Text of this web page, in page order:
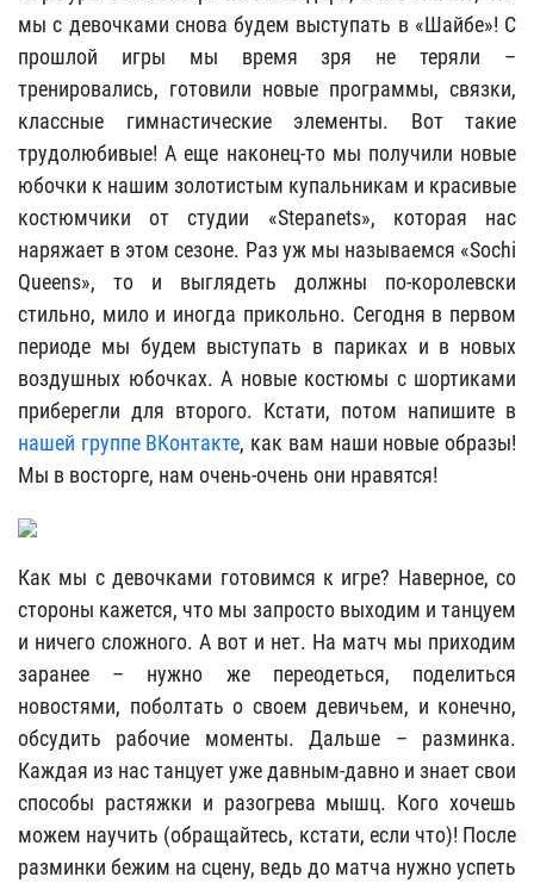
мы с девочками снова будем выступать в «Шайбе»! С
прошлой игры мы время зря не теряли –
тренировались, готовили новые программы, связки,
классные гимнастические элементы. Вот такие
трудолюбивые! А еще наконец-то мы получили новые
юбочки к нашим золотистым купальникам и красивые
костюмчики от студии «Stepanets», которая нас
наряжает в этом сезоне. Раз уж мы называемся «Sochi
Queens», то и выглядеть должны по-королевски
стильно, мило и иногда прикольно. Сегодня в первом
периоде мы будем выступать в париках и в новых
воздушных юбочках. А новые костюмы с шортиками
приберегли для второго. Кстати, потом напишите в
нашей группе ВКонтакте, как вам наши новые образы!
Мы в восторге, нам очень-очень они нравятся!
Как мы с девочками готовимся к игре? Наверное, со
стороны кажется, что мы запросто выходим и танцуем
и ничего сложного. А вот и нет. На матч мы приходим
заранее – нужно же переодеться, поделиться
новостями, поболтать о своем девичьем, и конечно,
обсудить рабочие моменты. Дальше – разминка.
Каждая из нас танцует уже давным-давно и знает свои
способы растяжки и разогрева мышц. Кого хочешь
можем научить (обращайтесь, кстати, если что)! После
разминки бежим на сцену, ведь до матча нужно успеть